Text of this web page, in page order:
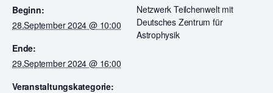
Beginn:
28.September 2024 @ 10:00
Ende:
29.September 2024 @ 16:00
Veranstaltungskategorie:
Netzwerk Teilchenwelt mit
Deutsches Zentrum für
Astrophysik